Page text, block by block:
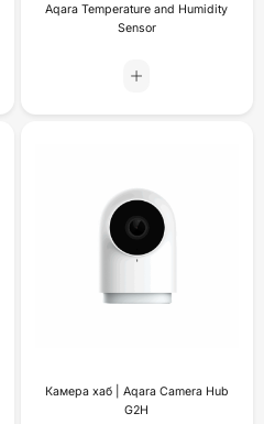
Aqara Temperature and Humidity
Sensor
Камера хаб | Aqara Camera Hub
G2H